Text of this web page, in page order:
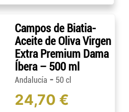
Campos de Biatia-
Aceite de Oliva Virgen
Extra Premium Dama
Íbera – 500 ml
Andalucía - 50 cl
24,70 €